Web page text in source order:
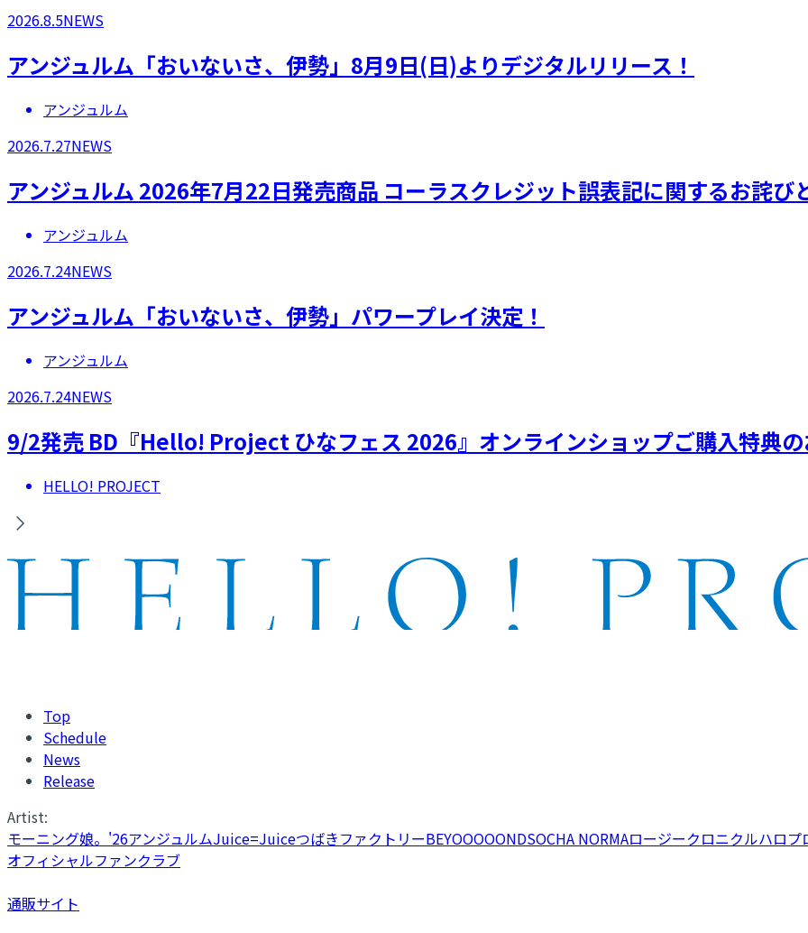
2026.8.5NEWS
アンジュルム「おいないさ、伊勢」8月9日(日)よりデジタルリリース！
アンジュルム
2026.7.27NEWS
アンジュルム 2026年7月22日発売商品 コーラスクレジット誤表記に関するお詫び
アンジュルム
2026.7.24NEWS
アンジュルム「おいないさ、伊勢」パワープレイ決定！
アンジュルム
2026.7.24NEWS
9/2発売 BD『Hello! Project ひなフェス 2026』オンラインショップご購入特典
HELLO! PROJECT
Top
Schedule
News
Release
Artist:
モーニング娘。'26アンジュルムJuice=JuiceつばきファクトリーBEYOOOOONDSOCHA NORMAロージークロニクルハロプ
オフィシャルファンクラブ
通販サイト